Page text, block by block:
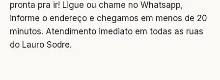
pronta pra ir! Ligue ou chame no Whatsapp,
informe o endereço e chegamos em menos de 20
minutos. Atendimento imediato em todas as ruas
do Lauro Sodre.